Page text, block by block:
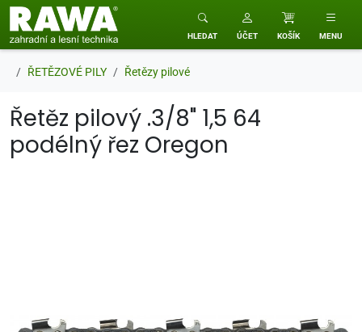
RAWA zahradní a lesní technika
HLEDAT ÚČET KOŠÍK MENU
ŘETĚZOVÉ PILY Řetězy pilové
Řetěz pilový .3/8" 1,5 64
podélný řez Oregon